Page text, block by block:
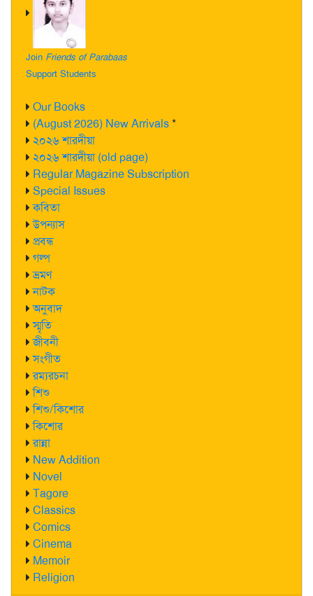
Join Friends of Parabaas
Support Students
Our Books
(August 2026) New Arrivals*
২০২৬ শারদীয়া
২০২৬ শারদীয়া (old page)
Regular Magazine Subscription
Special Issues
কবিতা
উপন্যাস
প্রবন্ধ
গল্প
ভ্রমণ
নাটক
অনুবাদ
স্মৃতি
জীবনী
সংগীত
রম্যরচনা
শিশু
শিশু/কিশোর
কিশোর
রান্না
New Addition
Novel
Tagore
Classics
Comics
Cinema
Memoir
Religion